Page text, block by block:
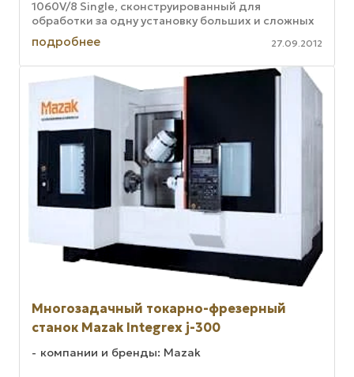
1060V/8 Single, сконструированный для
обработки за одну установку больших и сложных
компонентов весом до 3 тонн. ...
подробнее 27.09.2012
Многозадачный токарно-фрезерный
станок Mazak Integrex j-300
компании и бренды: Mazak